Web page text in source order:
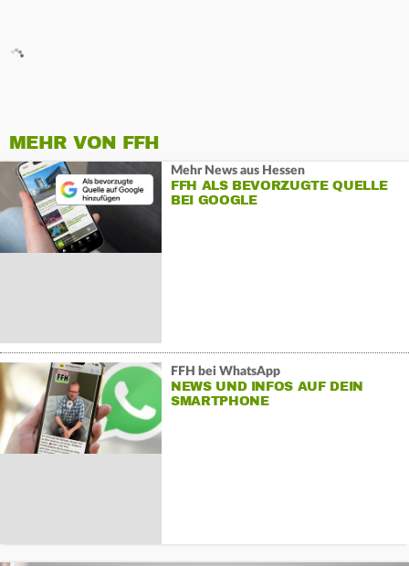
MEHR VON FFH
Mehr News aus Hessen
FFH ALS BEVORZUGTE QUELLE
BEI GOOGLE
FFH bei WhatsApp
NEWS UND INFOS AUF DEIN
SMARTPHONE